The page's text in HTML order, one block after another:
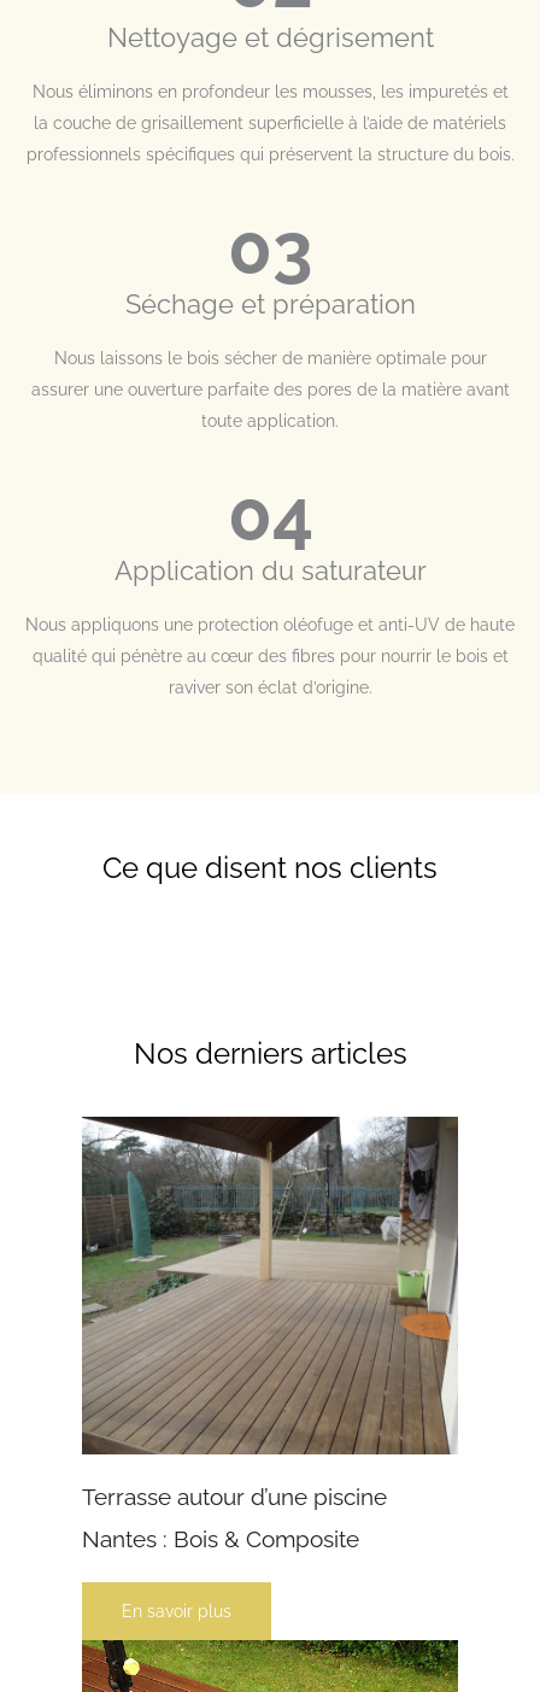
Nettoyage et dégrisement
Nous éliminons en profondeur les mousses, les impuretés et
la couche de grisaillement superficielle à l’aide de matériels
professionnels spécifiques qui préservent la structure du bois.
03
Séchage et préparation
Nous laissons le bois sécher de manière optimale pour
assurer une ouverture parfaite des pores de la matière avant
toute application.
04
Application du saturateur
Nous appliquons une protection oléofuge et anti-UV de haute
qualité qui pénètre au cœur des fibres pour nourrir le bois et
raviver son éclat d’origine.
Ce que disent nos clients
Nos derniers articles
Terrasse autour d’une piscine
Nantes : Bois & Composite
En savoir plus